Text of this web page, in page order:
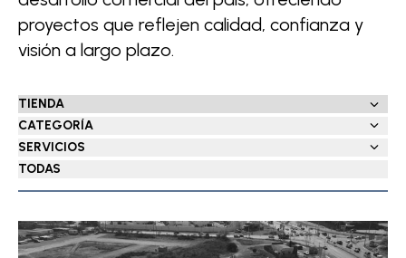
proyectos que reflejen calidad, confianza y
visión a largo plazo.
CATEGORÍA
Exteriores
Interiores
SERVICIOS
Construcción
Remodelación
Instalaciones
TODAS